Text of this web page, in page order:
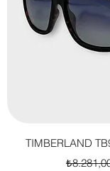
TIMBERLAND
Normal